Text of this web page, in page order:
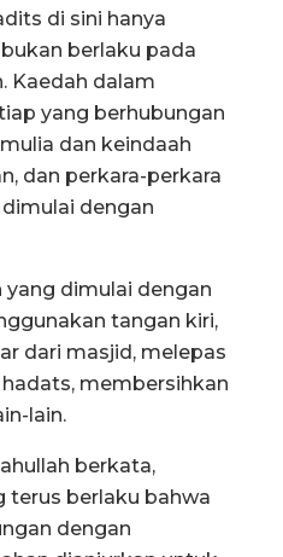
di sini hanya
berlaku pada
Kaedah dalam
yang berhubungan
dan keindaah
dan perkara-perkara
dengan
yang dimulai dengan
tangan kiri,
dari masjid, melepas
membersihkan
lain.
berkata,
terus berlaku bahwa
dengan